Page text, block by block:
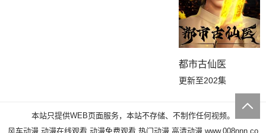
都市古仙医
更新至202集
本站只提供WEB页面服务，本站不存储、不制作任何视频。
风车动漫,动漫在线观看,动漫免费观看,热门动漫,高清动漫 www.008nnn.co